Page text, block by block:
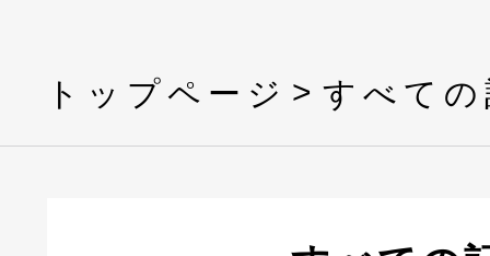
トップページ すべて